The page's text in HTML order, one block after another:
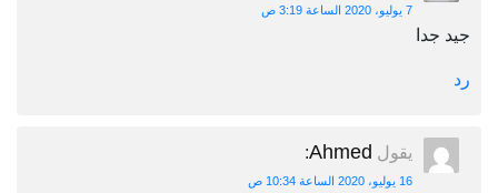
7 يوليو، 2020 الساعة 3:19 ص
جيد جدا
رد
يقول Ahmed
:
16 يوليو، 2020 الساعة 10:34 ص